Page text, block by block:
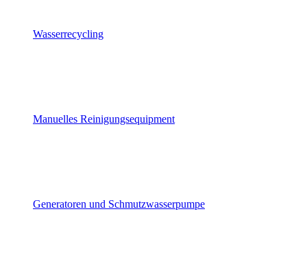
Wasserrecycling
Manuelles Reinigungsequipment
Generatoren und Schmutzwasserpumpe